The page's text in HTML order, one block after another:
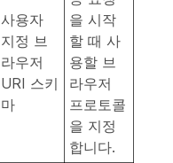
사용자
지정 브
라우저
URI 스키
마
을 시작
할 때 사
용할 브
라우저
프로토콜
을 지정
합니다.